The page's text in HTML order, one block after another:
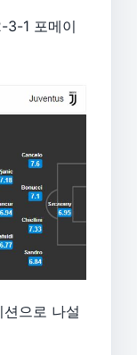
3-1 포메이
으로 나설